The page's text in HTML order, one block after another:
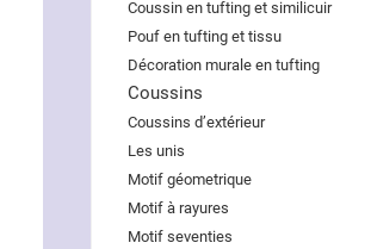
Coussin en tufting et similicuir
Pouf en tufting et tissu
Décoration murale en tufting
Coussins
Coussins d’extérieur
Les unis
Motif géometrique
Motif à rayures
Motif seventies